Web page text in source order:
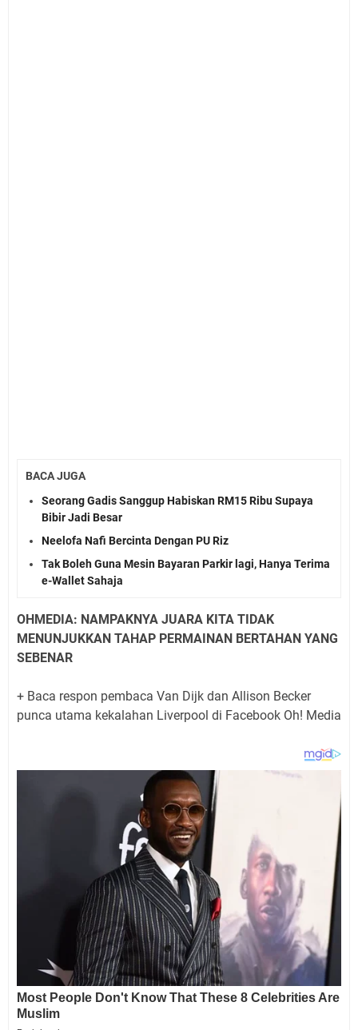
BACA JUGA
Seorang Gadis Sanggup Habiskan RM15 Ribu Supaya
Bibir Jadi Besar
Neelofa Nafi Bercinta Dengan PU Riz
Tak Boleh Guna Mesin Bayaran Parkir lagi, Hanya Terima
e-Wallet Sahaja
OHMEDIA: NAMPAKNYA JUARA KITA TIDAK
MENUNJUKKAN TAHAP PERMAINAN BERTAHAN YANG
SEBENAR
+ Baca respon pembaca Van Dijk dan Allison Becker
punca utama kekalahan Liverpool di Facebook Oh! Media